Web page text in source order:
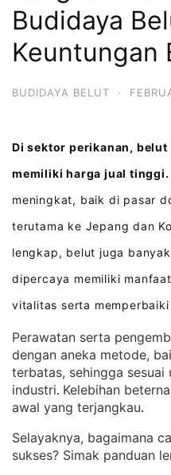
Budidaya
Keuntungan
BUDIDAYA BELUT ·
Di sektor perikanan,
memiliki harga jual tinggi.
meningkat, baik di pasar
terutama ke Jepang dan
lengkap, belut juga
dipercaya memiliki
vitalitas serta memperbaiki
Perawatan serta
dengan aneka metode,
terbatas, sehingga sesuai
industri. Kelebihan
awal yang terjangkau.
Selayaknya, bagaimana
sukses? Simak panduan